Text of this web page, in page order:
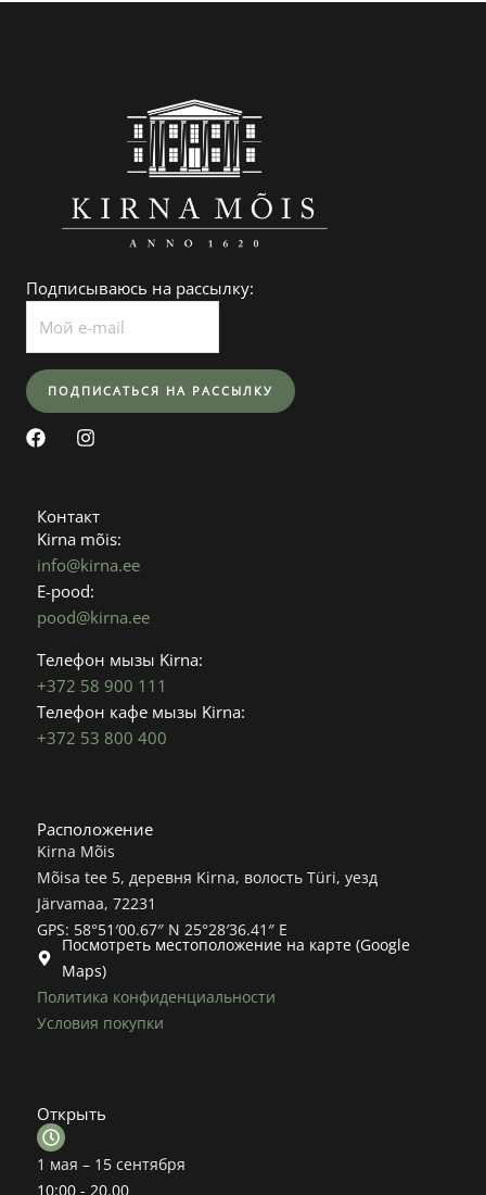
Подписываюсь на рассылку:
F
a
b
o
o
k
I
a
g
r
a
m
Контакт
Kirna mõis:
info@kirna.ee
E-pood:
pood@kirna.ee
Телефон мызы Kirna:
+372 58 900 111
Телефон кафе мызы Kirna:
+372 53 800 400
Расположение
Kirna Mõis
Mõisa tee 5, деревня Kirna, волость Türi, уезд
Järvamaa, 72231
GPS: 58°51′00.67″ N 25°28′36.41″ E
Посмотреть местоположение на карте (Google
Maps)
Политика конфиденциальности
Условия покупки
Открыть
1 мая – 15 сентября
10:00 - 20.00